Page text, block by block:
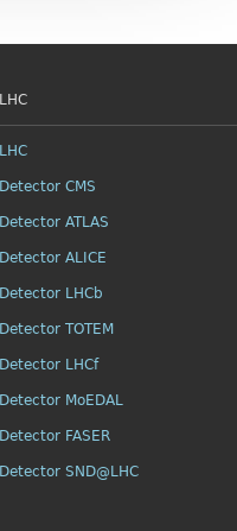
LHC
LHC
Detector CMS
Detector ATLAS
Detector ALICE
Detector LHCb
Detector TOTEM
Detector LHCf
Detector MoEDAL
Detector FASER
Detector SND@LHC